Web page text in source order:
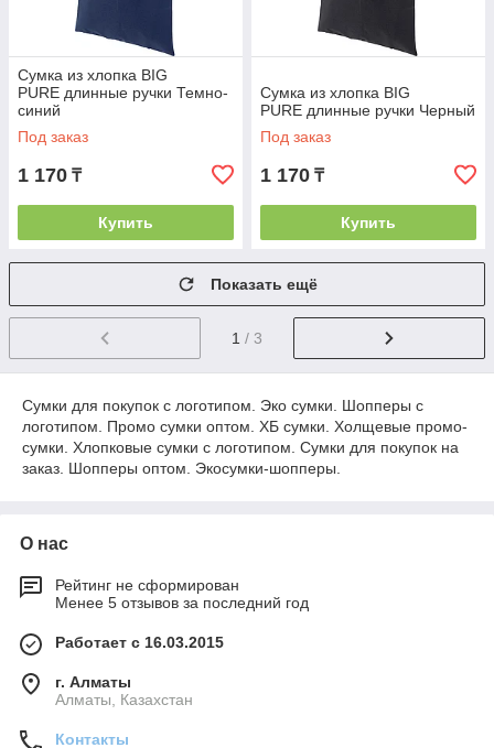
Cумка из хлопка BIG
PURE длинные ручки Темно-
синий
Под заказ
1 170 ₸
Купить
Cумка из хлопка BIG
PURE длинные ручки Черный
Под заказ
1 170 ₸
Купить
Показать ещё
1 / 3
Сумки для покупок с логотипом. Эко сумки. Шопперы с
логотипом. Промо сумки оптом. ХБ сумки. Холщевые промо-
сумки. Хлопковые сумки с логотипом. Сумки для покупок на
заказ. Шопперы оптом. Экосумки-шопперы.
О нас
Рейтинг не сформирован
Менее 5 отзывов за последний год
Работает с 16.03.2015
г. Алматы
Алматы, Казахстан
Контакты